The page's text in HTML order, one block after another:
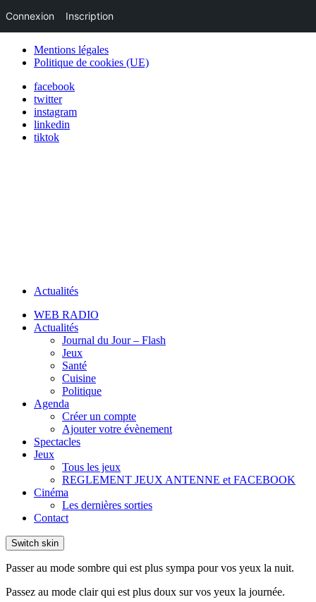
Mentions légales
Politique de cookies (UE)
facebook
twitter
instagram
linkedin
tiktok
Actualités
WEB RADIO
Actualités
Journal du Jour – Flash
Jeux
Santé
Cuisine
Politique
Agenda
Créer un compte
Ajouter votre évènement
Spectacles
Jeux
Tous les jeux
REGLEMENT JEUX ANTENNE et FACEBOOK
Cinéma
Les dernières sorties
Contact
Switch skin
Passer au mode sombre qui est plus sympa pour vos yeux la nuit.
Passez au mode clair qui est plus doux sur vos yeux la journée.
Connexion Inscription